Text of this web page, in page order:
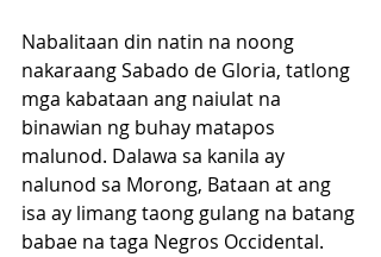
Nabalitaan din natin na noong
nakaraang Sabado de Gloria, tatlong
mga kabataan ang naiulat na
binawian ng buhay matapos
malunod. Dalawa sa kanila ay
nalunod sa Morong, Bataan at ang
isa ay limang taong gulang na batang
babae na taga Negros Occidental.